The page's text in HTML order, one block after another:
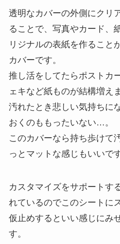
透明なカバーの外側にクリ
ることで、写真やカード、
リジナルの表紙を作ること
カバーです。
推し活をしてたらポストカ
ェキなど紙ものが結構増え
汚れたとき悲しい気持ちに
おくのももったいない…。
このカバーなら持ち歩けて
っとマットな感じもいいで
カスタマイズをサポートす
れているのでこのシートに
仮止めするといい感じにみ
す。